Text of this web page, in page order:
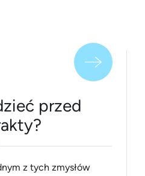
przed
z tych zmysłów